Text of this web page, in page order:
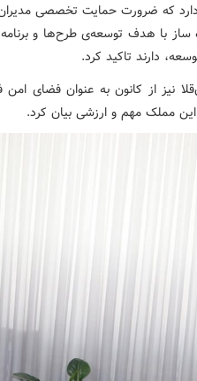
دارد که ضرورت حمایت تخصصی
ساز با هدف توسعه‌ی طرح‌ها و
دارند تاکید کرد.
نیز از کانون به عنوان فضای
مملک مهم و ارزشی بیان کرد.